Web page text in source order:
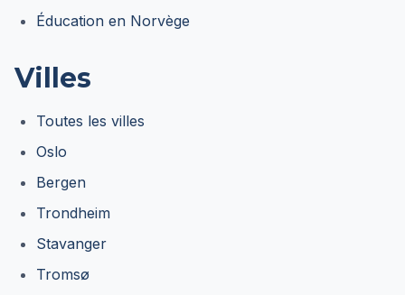
Éducation en Norvège
Villes
Toutes les villes
Oslo
Bergen
Trondheim
Stavanger
Tromsø